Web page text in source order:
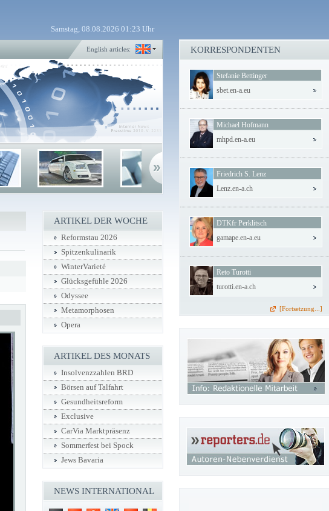
Samstag, 08.08.2026 01:23 Uhr
English articles:
ARTIKEL DER WOCHE
Reformstau 2026
Spitzenkulinarik
WinterVarieté
Glücksgefühle 2026
Odyssee
Metamorphosen
Opera
ARTIKEL DES MONATS
Insolvenzzahlen BRD
Börsen auf Talfahrt
Gesundheitsreform
Exclusive
CarVia Marktpräsenz
Sommerfest bei Spock
Jews Bavaria
NEWS INTERNATIONAL
KORRESPONDENTEN
Stefanie Bettinger
sbet.en-a.eu
Michael Hofmann
mhpd.en-a.eu
Friedrich S. Lenz
Lenz.en-a.ch
DTKfr Perklitsch
gamape.en-a.eu
Reto Turotti
turotti.en-a.ch
[Fortsetzung...]